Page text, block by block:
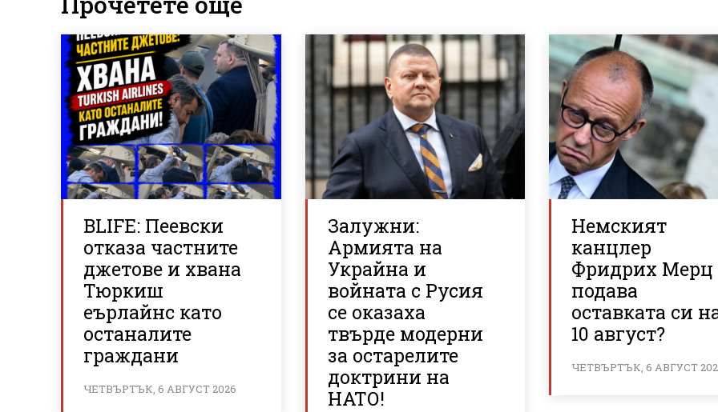
BLIFE: Пеевски
отказа частните
джетове и хвана
Тюркиш
еърлайнс като
останалите
граждани
ЧЕТВЪРТЪК, 6 АВГУСТ 2026
Залужни:
Армията на
Украйна и
войната с Русия
се оказаха
твърде модерни
за остарелите
доктрини на
НАТО!
Немският
канцлер
Фридрих Мерц
подава
оставката си
10 август?
ЧЕТВЪРТЪК, 6 АВГУСТ